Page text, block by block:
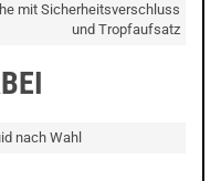
mit Sicherheitsverschluss
und Tropfaufsatz
nach Wahl